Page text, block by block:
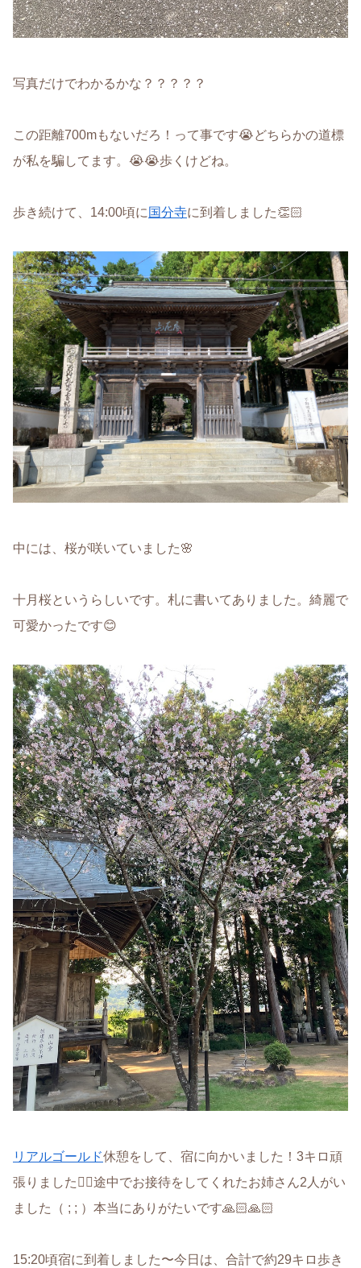
写真だけでわかるかな？？？？？
この距離700mもないだろ！って事です😭どちらかの道標
が私を騙してます。😭😭歩くけどね。
歩き続けて、14:00頃に 国分寺に到着しました👏🏻
中には、桜が咲いていました🌸
十月桜というらしいです。札に書いてありました。綺麗で
可愛かったです😊
リアルゴールド休憩をして、宿に向かいました！3キロ頑
張りました✊🏻途中でお接待をしてくれたお姉さん2人がい
ました‪（ ; ; ）‬本当にありがたいです🙏🏻🙏🏻
15:20頃宿に到着しました〜今日は、合計で約29キロ歩き